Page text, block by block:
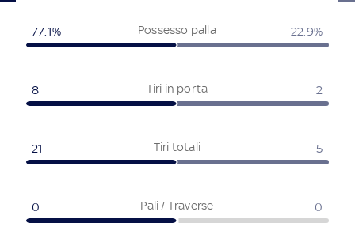
Possesso palla
77.1% 22.9%
Tiri in porta
8 2
Tiri totali
21 5
Pali / Traverse
0 0